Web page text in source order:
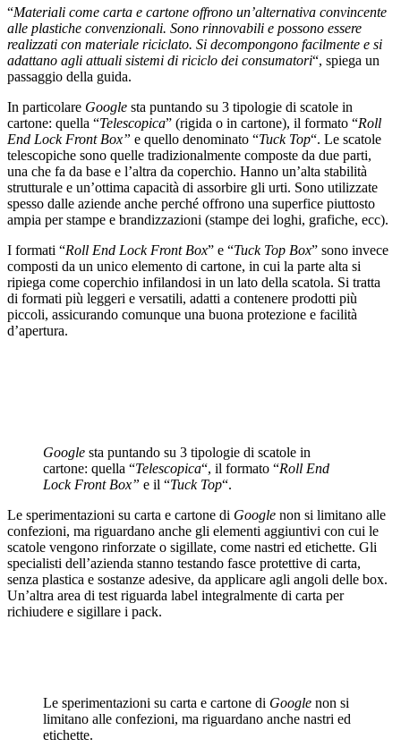
“Materiali come carta e cartone offrono un’alternativa convincente
alle plastiche convenzionali. Sono rinnovabili e possono essere
realizzati con materiale riciclato. Si decompongono facilmente e si
adattano agli attuali sistemi di riciclo dei consumatori“, spiega un
passaggio della guida.
In particolare Google sta puntando su 3 tipologie di scatole in
cartone: quella “Telescopica” (rigida o in cartone), il formato “Roll
End Lock Front Box” e quello denominato “Tuck Top“. Le scatole
telescopiche sono quelle tradizionalmente composte da due parti,
una che fa da base e l’altra da coperchio. Hanno un’alta stabilità
strutturale e un’ottima capacità di assorbire gli urti. Sono utilizzate
spesso dalle aziende anche perché offrono una superfice piuttosto
ampia per stampe e brandizzazioni (stampe dei loghi, grafiche, ecc).
I formati “Roll End Lock Front Box” e “Tuck Top Box” sono invece
composti da un unico elemento di cartone, in cui la parte alta si
ripiega come coperchio infilandosi in un lato della scatola. Si tratta
di formati più leggeri e versatili, adatti a contenere prodotti più
piccoli, assicurando comunque una buona protezione e facilità
d’apertura.
Google sta puntando su 3 tipologie di scatole in
cartone: quella “Telescopica“, il formato “Roll End
Lock Front Box” e il “Tuck Top“.
Le sperimentazioni su carta e cartone di Google non si limitano alle
confezioni, ma riguardano anche gli elementi aggiuntivi con cui le
scatole vengono rinforzate o sigillate, come nastri ed etichette. Gli
specialisti dell’azienda stanno testando fasce protettive di carta,
senza plastica e sostanze adesive, da applicare agli angoli delle box.
Un’altra area di test riguarda label integralmente di carta per
richiudere e sigillare i pack.
Le sperimentazioni su carta e cartone di Google non si
limitano alle confezioni, ma riguardano anche nastri ed
etichette.